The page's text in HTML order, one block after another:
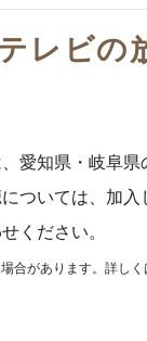
レビの
愛知県・岐阜
ついては、加入
ください。
合があります。詳し